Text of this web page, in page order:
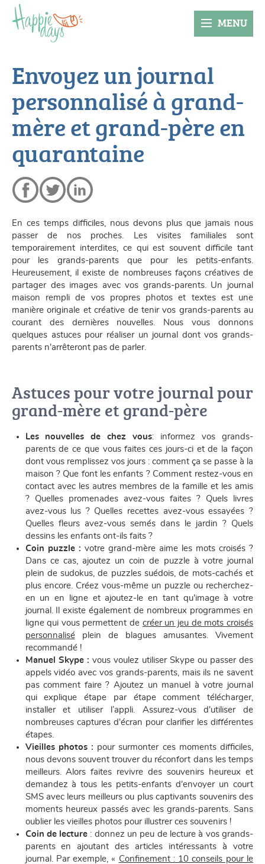
MENU
Envoyez un journal
personnalisé à grand-
mère et grand-père en
quarantaine
En ces temps difficiles, nous devons plus que jamais nous
passer de nos proches. Les visites familiales sont
temporairement interdites, ce qui est souvent difficile tant
pour les grands-parents que pour les petits-enfants.
Heureusement, il existe de nombreuses façons créatives de
partager des images avec vos grands-parents. Un journal
maison rempli de vos propres photos et textes est une
manière originale et créative de tenir vos grands-parents au
courant des dernières nouvelles. Nous vous donnons
quelques astuces pour réaliser un journal dont vos grands-
parents n'arrêteront pas de parler.
Astuces pour votre journal pour
grand-mère et grand-père
Les nouvelles de chez vous: informez vos grands-
parents de ce que vous faites ces jours-ci et de la façon
dont vous remplissez vos jours : comment ça se passe à la
maison ? Que font les enfants ? Comment restez-vous en
contact avec les autres membres de la famille et les amis
? Quelles promenades avez-vous faites ? Quels livres
avez-vous lus ? Quelles recettes avez-vous essayées ?
Quelles fleurs avez-vous semés dans le jardin ? Quels
dessins les enfants ont-ils faits ?
Coin puzzle : votre grand-mère aime les mots croisés ?
Dans ce cas, ajoutez un coin de puzzle à votre journal
plein de sudokus, de puzzles suédois, de mots-cachés et
plus encore. Créez vous-même un puzzle ou recherchez-
en un en ligne et ajoutez-le en tant qu'image à votre
journal. Il existe également de nombreux programmes en
ligne qui vous permettent de créer un jeu de mots croisés
personnaliséplein de blagues amusantes. Vivement
recommandé !
Manuel Skype : vous voulez utiliser Skype ou passer des
appels vidéo avec vos grands-parents, mais ils ne savent
pas comment faire ? Ajoutez un manuel à votre journal
qui explique étape par étape comment télécharger,
installer et utiliser l’appli. Assurez-vous d'utiliser de
nombreuses captures d'écran pour clarifier les différentes
étapes.
Vieilles photos : pour surmonter ces moments difficiles,
nous devons souvent trouver du réconfort dans les temps
meilleurs. Alors faites revivre des souvenirs heureux et
demandez à tous les petits-enfants d'envoyer un court
SMS avec leurs meilleurs ou plus captivants souvenirs des
moments heureux passés avec les grands-parents. Sans
oublier les vieilles photos pour illustrer ces souvenirs !
Coin de lecture : donnez un peu de lecture à vos grands-
parents en ajoutant des articles intéressants à votre
journal. Par exemple, « Confinement : 10 conseils pour le